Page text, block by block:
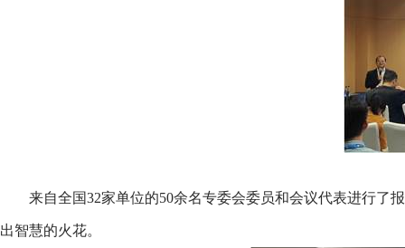
来自全国32家单位的50余名专委会委员和会议代表进行了
出智慧的火花。